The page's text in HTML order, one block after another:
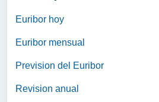
Euribor hoy
Euribor mensual
Prevision del Euribor
Revision anual